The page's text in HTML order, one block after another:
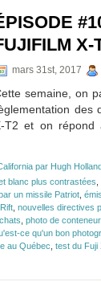
X-
mars 31st, 2017
semaine, on
des
T2 et on répond
par Hugh
blanc plus contrastées
un missile Patriot
nouvelles directives
photo de
ce qu'un bon
au Québec test du Fuji